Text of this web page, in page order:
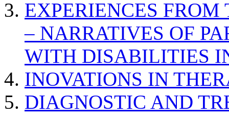
EXPERIENCES
– NARRATIVES OF
WITH DISABILITIES
INOVATIONS IN
DIAGNOSTIC AND